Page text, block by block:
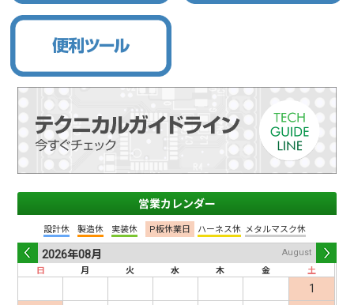
営業カレンダー
設計休 製造休 実装休 P板休業日 ハーネス休 メタルマスク休
2026年08月
August
日
月 火 水 木 金 土
1